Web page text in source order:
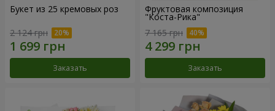
Букет из 25 кремовых роз
2 124 грн
Заказать
Фруктовая композиция
"Коста-Рика"
7 165 грн
Заказать